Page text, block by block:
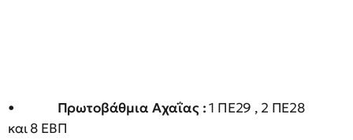
• Πρωτοβάθμια Αχαΐας :1 ΠΕ29 , 2 ΠΕ28
και 8 ΕΒΠ